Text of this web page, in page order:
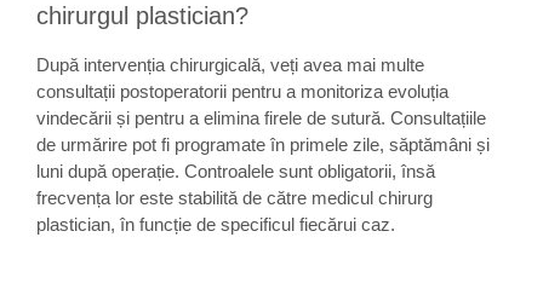
chirurgul plastician?
După intervenția chirurgicală, veți avea mai multe
consultații postoperatorii pentru a monitoriza evoluția
vindecării și pentru a elimina firele de sutură. Consultațiile
de urmărire pot fi programate în primele zile, săptămâni și
luni după operație. Controalele sunt obligatorii, însă
frecvența lor este stabilită de către medicul chirurg
plastician, în funcție de specificul fiecărui caz.